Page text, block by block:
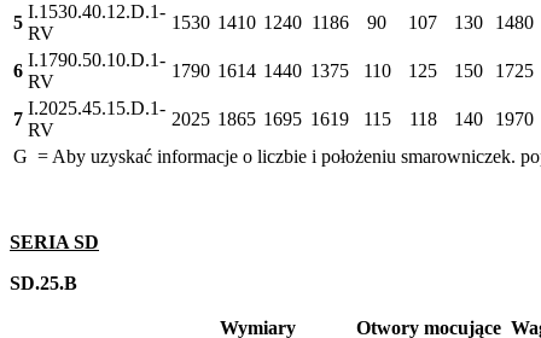
5
I.1530.40.12.D.1-
RV
1530 1410 1240 1186 90 107 130 1480
6
I.1790.50.10.D.1-
RV
1790 1614 1440 1375 110 125 150 1725
7
I.2025.45.15.D.1-
RV
2025 1865 1695 1619 115 118 140
1970
G = Aby uzyskać informacje o liczbie i położeniu smarowniczek.
SERIA SD
SD.25.B
Wymiary Otwory mocujące